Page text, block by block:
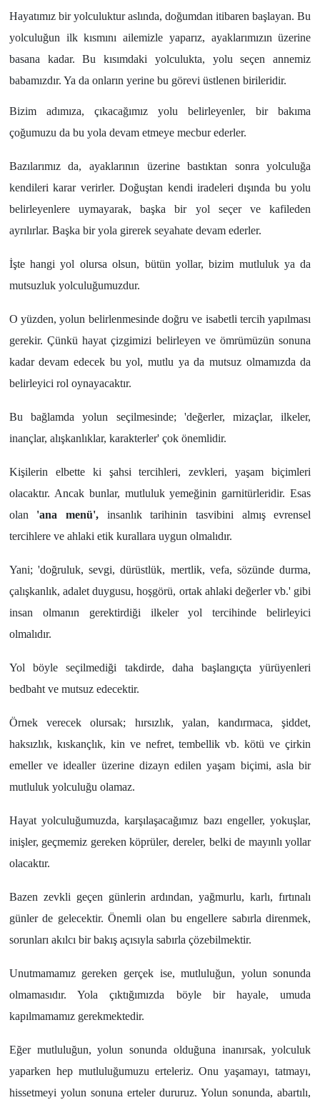
Hayatımız bir yolculuktur aslında, doğumdan itibaren başlayan. Bu
yolculuğun ilk kısmını ailemizle yaparız, ayaklarımızın üzerine
basana kadar. Bu kısımdaki yolculukta, yolu seçen annemiz
babamızdır. Ya da onların yerine bu görevi üstlenen birileridir.
Bizim adımıza, çıkacağımız yolu belirleyenler, bir bakıma
çoğumuzu da bu yola devam etmeye mecbur ederler.
Bazılarımız da, ayaklarının üzerine bastıktan sonra yolculuğa
kendileri karar verirler. Doğuştan kendi iradeleri dışında bu yolu
belirleyenlere uymayarak, başka bir yol seçer ve kafileden
ayrılırlar. Başka bir yola girerek seyahate devam ederler.
İşte hangi yol olursa olsun, bütün yollar, bizim mutluluk ya da
mutsuzluk yolculuğumuzdur.
O yüzden, yolun belirlenmesinde doğru ve isabetli tercih yapılması
gerekir. Çünkü hayat çizgimizi belirleyen ve ömrümüzün sonuna
kadar devam edecek bu yol, mutlu ya da mutsuz olmamızda da
belirleyici rol oynayacaktır.
Bu bağlamda yolun seçilmesinde; 'değerler, mizaçlar, ilkeler,
inançlar, alışkanlıklar, karakterler' çok önemlidir.
Kişilerin elbette ki şahsi tercihleri, zevkleri, yaşam biçimleri
olacaktır. Ancak bunlar, mutluluk yemeğinin garnitürleridir. Esas
olan 'ana menü', insanlık tarihinin tasvibini almış evrensel
tercihlere ve ahlaki etik kurallara uygun olmalıdır.
Yani; 'doğruluk, sevgi, dürüstlük, mertlik, vefa, sözünde durma,
çalışkanlık, adalet duygusu, hoşgörü, ortak ahlaki değerler vb.' gibi
insan olmanın gerektirdiği ilkeler yol tercihinde belirleyici
olmalıdır.
Yol böyle seçilmediği takdirde, daha başlangıçta yürüyenleri
bedbaht ve mutsuz edecektir.
Örnek verecek olursak; hırsızlık, yalan, kandırmaca, şiddet,
haksızlık, kıskançlık, kin ve nefret, tembellik vb. kötü ve çirkin
emeller ve idealler üzerine dizayn edilen yaşam biçimi, asla bir
mutluluk yolculuğu olamaz.
Hayat yolculuğumuzda, karşılaşacağımız bazı engeller, yokuşlar,
inişler, geçmemiz gereken köprüler, dereler, belki de mayınlı yollar
olacaktır.
Bazen zevkli geçen günlerin ardından, yağmurlu, karlı, fırtınalı
günler de gelecektir. Önemli olan bu engellere sabırla direnmek,
sorunları akılcı bir bakış açısıyla sabırla çözebilmektir.
Unutmamamız gereken gerçek ise, mutluluğun, yolun sonunda
olmamasıdır. Yola çıktığımızda böyle bir hayale, umuda
kapılmamamız gerekmektedir.
Eğer mutluluğun, yolun sonunda olduğuna inanırsak, yolculuk
yaparken hep mutluluğumuzu erteleriz. Onu yaşamayı, tatmayı,
hissetmeyi yolun sonuna erteler dururuz. Yolun sonunda, abartılı,
Yönetim Kurulu
Yüksek İstişare Kurulu